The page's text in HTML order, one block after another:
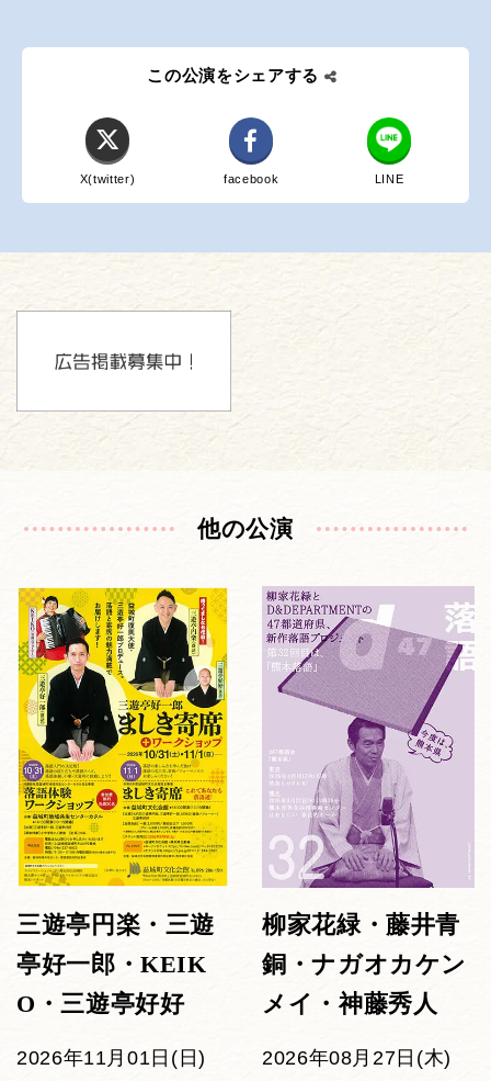
この公演をシェアする
X(twitter) facebook LINE
他の公演
三遊亭円楽・三遊
亭好一郎・KEIK
O・三遊亭好好
2026年11月01日(日)
柳家花緑・藤井青
銅・ナガオカケン
メイ・神藤秀人
2026年08月27日(木)